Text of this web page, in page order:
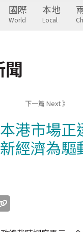
國際
World
本地
Local
下一篇 Next 》
港市場正
經濟為驅